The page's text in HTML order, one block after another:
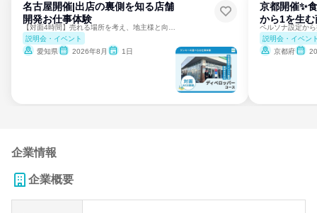
名古屋開催|出店の裏側を知る店舗
開発お仕事体験
説明会・イベント
愛知県
2026年8月 1日
京都開催✨
から1を生
説明会・イベン
京都府
企業情報
企業概要